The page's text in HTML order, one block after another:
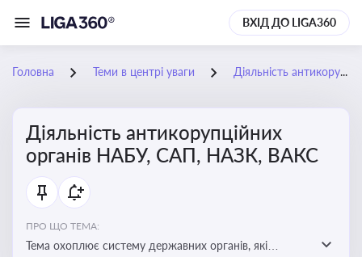
ВХІД ДО LIGA360
Головна Теми в центрі уваги Діяльність антикорупційних органів НАБУ, САП, НАЗК, ВАКС
Діяльність антикорупційних
органів НАБУ, САП, НАЗК, ВАКС
ПРО ЩО ТЕМА:
Тема охоплює систему державних органів, які